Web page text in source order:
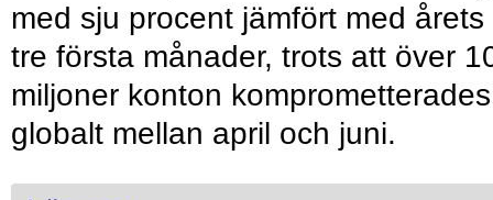
med sju procent jämfört med årets
tre första månader, trots att över
miljoner konton komprometterades
globalt mellan april och juni.